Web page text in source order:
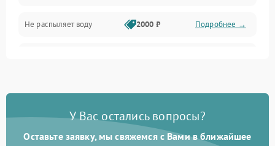
Программное обеспечение
Не распыляет воду 2000 ₽ Подробнее →
Проблемы с набором
Не работает сушилка 2100 ₽ Подробнее →
У Вас остались вопросы?
Оставьте заявку, мы свяжемся с Вами в ближайшее